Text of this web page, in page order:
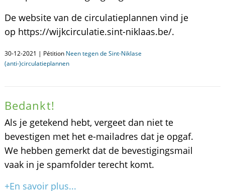
De website van de circulatieplannen vind je
op https://wijkcirculatie.sint-niklaas.be/.
30-12-2021 | Pétition Neen tegen de Sint-Niklase
(anti-)circulatieplannen
Bedankt!
Als je getekend hebt, vergeet dan niet te
bevestigen met het e-mailadres dat je opgaf.
We hebben gemerkt dat de bevestigingsmail
vaak in je spamfolder terecht komt.
+En savoir plus...